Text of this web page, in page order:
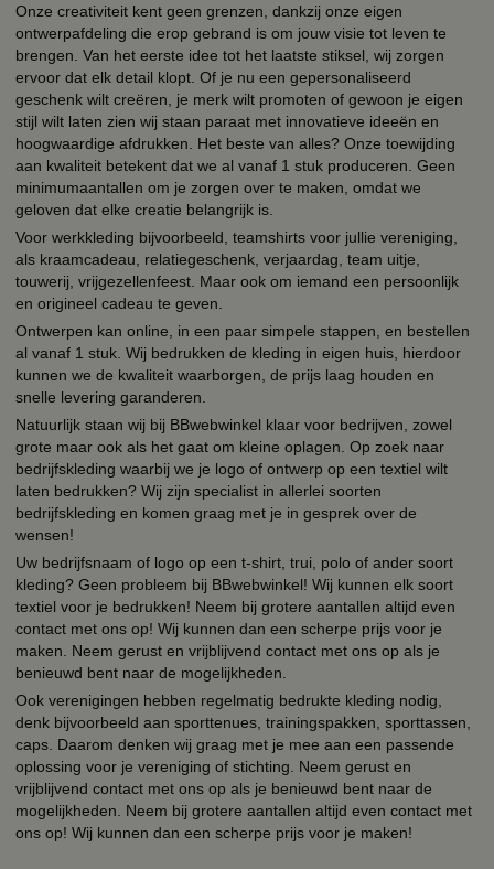
Onze creativiteit kent geen grenzen, dankzij onze eigen
ontwerpafdeling die erop gebrand is om jouw visie tot leven te
brengen. Van het eerste idee tot het laatste stiksel, wij zorgen
ervoor dat elk detail klopt. Of je nu een gepersonaliseerd
geschenk wilt creëren, je merk wilt promoten of gewoon je eigen
stijl wilt laten zien wij staan paraat met innovatieve ideeën en
hoogwaardige afdrukken. Het beste van alles? Onze toewijding
aan kwaliteit betekent dat we al vanaf 1 stuk produceren. Geen
minimumaantallen om je zorgen over te maken, omdat we
geloven dat elke creatie belangrijk is.
Voor werkkleding bijvoorbeeld, teamshirts voor jullie vereniging,
als kraamcadeau, relatiegeschenk, verjaardag, team uitje,
touwerij, vrijgezellenfeest. Maar ook om iemand een persoonlijk
en origineel cadeau te geven.
Ontwerpen kan online, in een paar simpele stappen, en bestellen
al vanaf 1 stuk. Wij bedrukken de kleding in eigen huis, hierdoor
kunnen we de kwaliteit waarborgen, de prijs laag houden en
snelle levering garanderen.
Natuurlijk staan wij bij BBwebwinkel klaar voor bedrijven, zowel
grote maar ook als het gaat om kleine oplagen. Op zoek naar
bedrijfskleding waarbij we je logo of ontwerp op een textiel wilt
laten bedrukken? Wij zijn specialist in allerlei soorten
bedrijfskleding en komen graag met je in gesprek over de
wensen!
Uw bedrijfsnaam of logo op een t-shirt, trui, polo of ander soort
kleding? Geen probleem bij BBwebwinkel! Wij kunnen elk soort
textiel voor je bedrukken! Neem bij grotere aantallen altijd even
contact met ons op! Wij kunnen dan een scherpe prijs voor je
maken. Neem gerust en vrijblijvend contact met ons op als je
benieuwd bent naar de mogelijkheden.
Ook verenigingen hebben regelmatig bedrukte kleding nodig,
denk bijvoorbeeld aan sporttenues, trainingspakken, sporttassen,
caps. Daarom denken wij graag met je mee aan een passende
oplossing voor je vereniging of stichting. Neem gerust en
vrijblijvend contact met ons op als je benieuwd bent naar de
mogelijkheden. Neem bij grotere aantallen altijd even contact met
ons op! Wij kunnen dan een scherpe prijs voor je maken!